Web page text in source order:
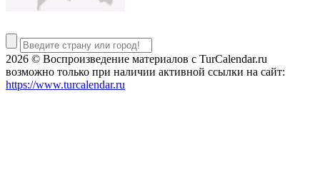
2026 © Воспроизведение материалов c TurCalendar.ru
возможно только при наличии активной ссылки на сайт:
https://www.turcalendar.ru